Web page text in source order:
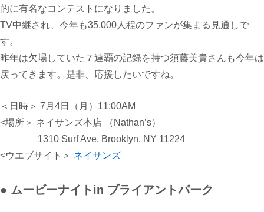
的に有名なコンテストになりました。
TV中継され、今年も35,000人程のファンが集まる見通しで
す。
昨年は欠場していた７連覇の記録を持つ須藤美貴さんも今年は
戻ってきます。是非、応援したいですね。
＜日時＞ 7月4日（月） 11:00AM
<場所＞ ネイサンズ本店 （Nathan’s）
1310 Surf Ave, Brooklyn, NY 11224
<ウエブサイト＞ ネイサンズ
● ムービーナイトin ブライアントパーク